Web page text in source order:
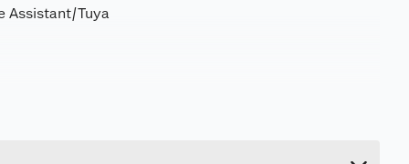
Assistant/Tuya